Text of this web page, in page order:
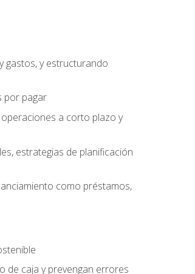
gastos, y estructurando
por pagar
a corto plazo y
estrategias de planificación
como préstamos,
de caja y prevengan errores